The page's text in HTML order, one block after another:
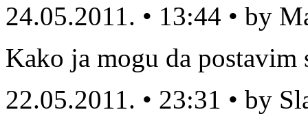
24.05.2011. • 13:44 • by
Kako ja mogu da
22.05.2011. • 23:31 • by